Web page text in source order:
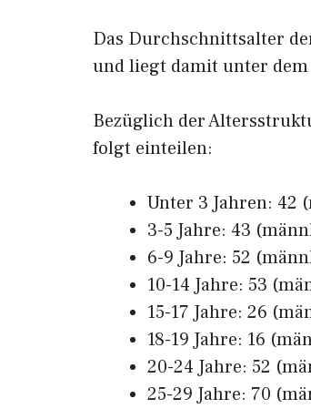
Das Durchschnittsalter
und liegt damit unter
Bezüglich der
folgt einteilen:
Unter 3 Jahren: 42
3-5 Jahre: 43
6-9 Jahre: 52
10-14 Jahre: 53
15-17 Jahre: 26
18-19 Jahre: 16
20-24 Jahre: 52
25-29 Jahre: 70